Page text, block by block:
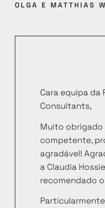
OLGA E MATTHIAS
Cara equipa da
Consultants,
Muito
competente,
agradável!
a Claudia
recomendado